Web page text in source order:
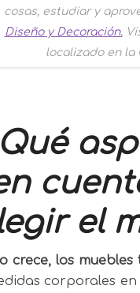
cosas, estudiar y
Diseño y Decoración.
localizado en la
el
crece, los muebles
corporales